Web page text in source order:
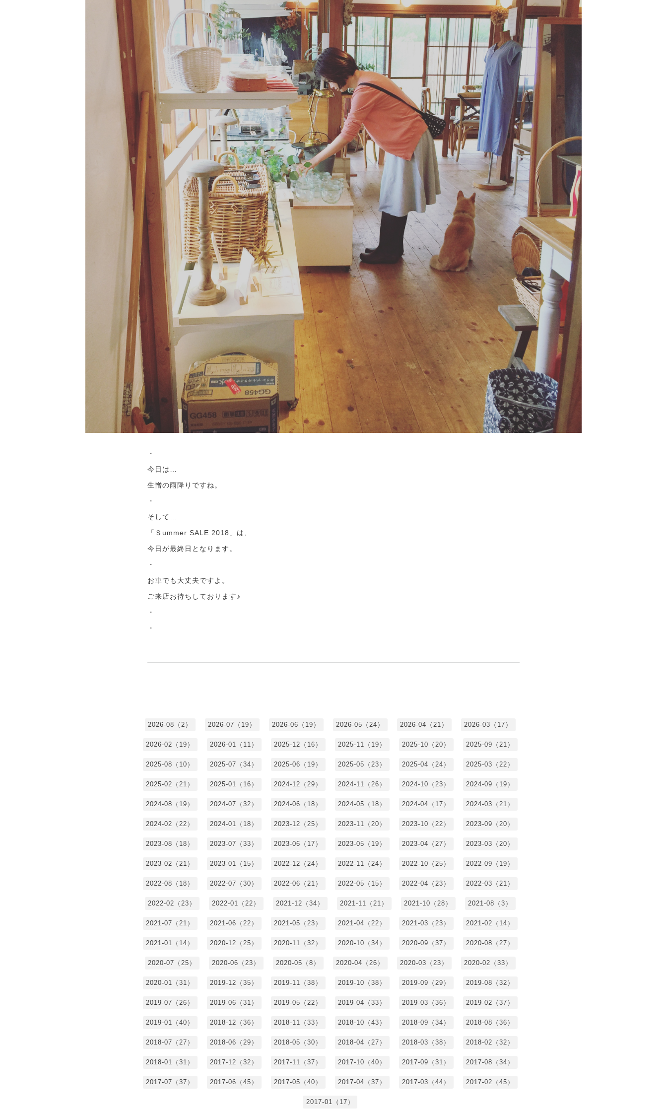
・
今日は…
生憎の雨降りですね。
・
そして…
「Ｓummer SALE 2018」は、
今日が最終日となります。
・
お車でも大丈夫ですよ。
ご来店お待ちしております♪
・
・
2026-08（2） 2026-07（19） 2026-06（19） 2026-05（24） 2026-04（21） 2026-03（17）
2026-02（19） 2026-01（11） 2025-12（16） 2025-11（19） 2025-10（20） 2025-09（21）
2025-08（10） 2025-07（34） 2025-06（19） 2025-05（23） 2025-04（24） 2025-03（22）
2025-02（21） 2025-01（16） 2024-12（29） 2024-11（26） 2024-10（23） 2024-09（19）
2024-08（19） 2024-07（32） 2024-06（18） 2024-05（18） 2024-04（17） 2024-03（21）
2024-02（22） 2024-01（18） 2023-12（25） 2023-11（20） 2023-10（22） 2023-09（20）
2023-08（18） 2023-07（33） 2023-06（17） 2023-05（19） 2023-04（27） 2023-03（20）
2023-02（21） 2023-01（15） 2022-12（24） 2022-11（24） 2022-10（25） 2022-09（19）
2022-08（18） 2022-07（30） 2022-06（21） 2022-05（15） 2022-04（23） 2022-03（21）
2022-02（23） 2022-01（22） 2021-12（34） 2021-11（21） 2021-10（28） 2021-08（3）
2021-07（21） 2021-06（22） 2021-05（23） 2021-04（22） 2021-03（23） 2021-02（14）
2021-01（14） 2020-12（25） 2020-11（32） 2020-10（34） 2020-09（37） 2020-08（27）
2020-07（25） 2020-06（23） 2020-05（8） 2020-04（26） 2020-03（23） 2020-02（33）
2020-01（31） 2019-12（35） 2019-11（38） 2019-10（38） 2019-09（29） 2019-08（32）
2019-07（26） 2019-06（31） 2019-05（22） 2019-04（33） 2019-03（36） 2019-02（37）
2019-01（40） 2018-12（36） 2018-11（33） 2018-10（43） 2018-09（34） 2018-08（36）
2018-07（27） 2018-06（29） 2018-05（30） 2018-04（27） 2018-03（38） 2018-02（32）
2018-01（31） 2017-12（32） 2017-11（37） 2017-10（40） 2017-09（31） 2017-08（34）
2017-07（37） 2017-06（45） 2017-05（40） 2017-04（37） 2017-03（44） 2017-02（45）
2017-01（17）